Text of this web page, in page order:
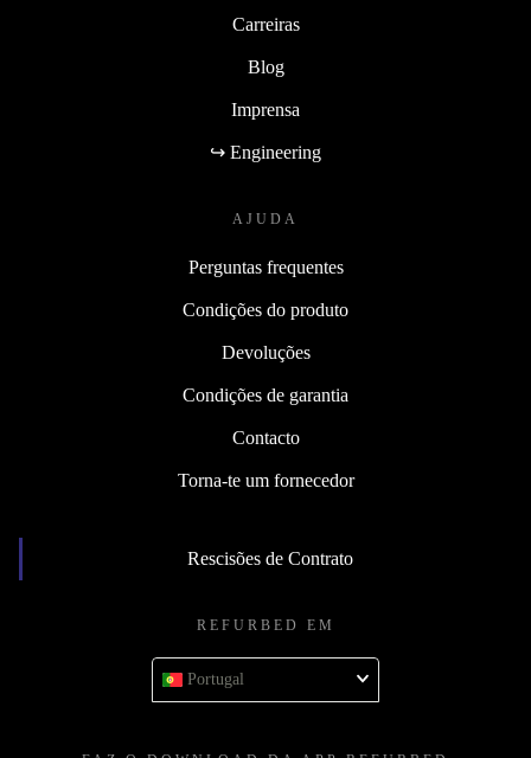
Carreiras
Blog
Imprensa
↪ Engineering
AJUDA
Perguntas frequentes
Condições do produto
Devoluções
Condições de garantia
Contacto
Torna-te um fornecedor
Rescisões de Contrato
REFURBED EM
Portugal